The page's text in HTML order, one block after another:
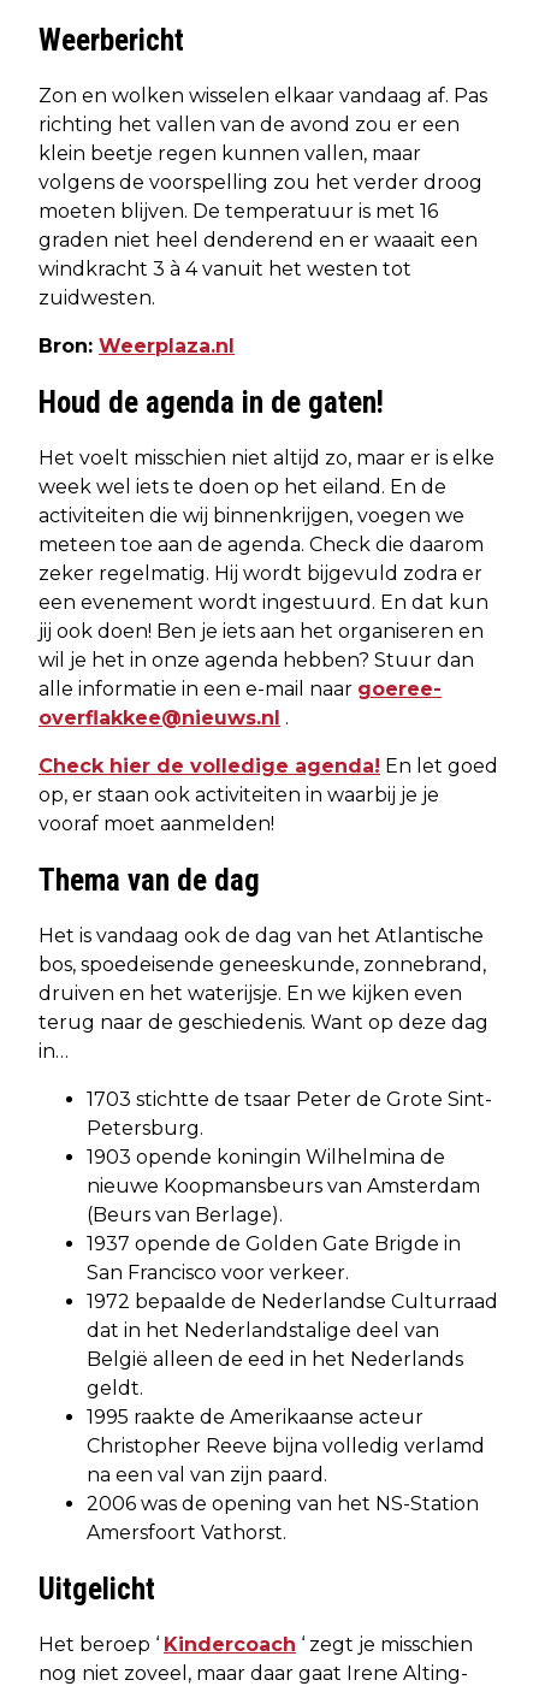
Weerbericht
Zon en wolken wisselen elkaar vandaag af. Pas
richting het vallen van de avond zou er een
klein beetje regen kunnen vallen, maar
volgens de voorspelling zou het verder droog
moeten blijven. De temperatuur is met 16
graden niet heel denderend en er waaait een
windkracht 3 à 4 vanuit het westen tot
zuidwesten.
Bron: Weerplaza.nl
Houd de agenda in de gaten!
Het voelt misschien niet altijd zo, maar er is elke
week wel iets te doen op het eiland. En de
activiteiten die wij binnenkrijgen, voegen we
meteen toe aan de agenda. Check die daarom
zeker regelmatig. Hij wordt bijgevuld zodra er
een evenement wordt ingestuurd. En dat kun
jij ook doen! Ben je iets aan het organiseren en
wil je het in onze agenda hebben? Stuur dan
alle informatie in een e-mail naar goeree-
overflakkee@nieuws.nl .
Check hier de volledige agenda! En let goed
op, er staan ook activiteiten in waarbij je je
vooraf moet aanmelden!
Thema van de dag
Het is vandaag ook de dag van het Atlantische
bos, spoedeisende geneeskunde, zonnebrand,
druiven en het waterijsje. En we kijken even
terug naar de geschiedenis. Want op deze dag
in…
1703 stichtte de tsaar Peter de Grote Sint-
Petersburg.
1903 opende koningin Wilhelmina de
nieuwe Koopmansbeurs van Amsterdam
(Beurs van Berlage).
1937 opende de Golden Gate Brigde in
San Francisco voor verkeer.
1972 bepaalde de Nederlandse Culturraad
dat in het Nederlandstalige deel van
België alleen de eed in het Nederlands
geldt.
1995 raakte de Amerikaanse acteur
Christopher Reeve bijna volledig verlamd
na een val van zijn paard.
2006 was de opening van het NS-Station
Amersfoort Vathorst.
Uitgelicht
Het beroep ‘ Kindercoach ‘ zegt je misschien
nog niet zoveel, maar daar gaat Irene Alting-